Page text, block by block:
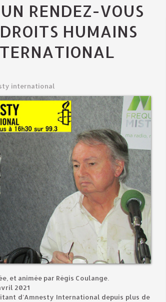
RENDEZ-VOUS
HUMAINS
international
et animée par Régis Coulange.
2021
d’Amnesty International depuis plus de